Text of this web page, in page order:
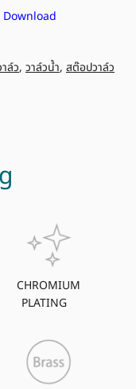
ล์ว, วาล์วน้ำ, สต๊อปวาล์ว
CHROMIUM
PLATING